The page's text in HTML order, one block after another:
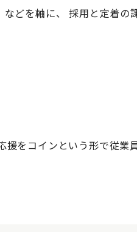
どを軸に、 採用と定着の
をコインという形で従業